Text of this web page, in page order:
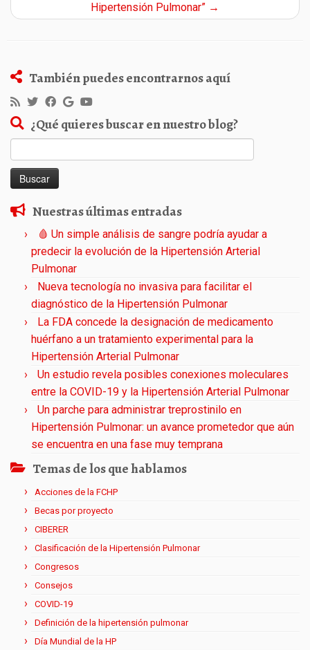
Hipertensión Pulmonar” →
También puedes encontrarnos aquí
¿Qué quieres buscar en nuestro blog?
Nuestras últimas entradas
🩸 Un simple análisis de sangre podría ayudar a
predecir la evolución de la Hipertensión Arterial
Pulmonar
Nueva tecnología no invasiva para facilitar el
diagnóstico de la Hipertensión Pulmonar
La FDA concede la designación de medicamento
huérfano a un tratamiento experimental para la
Hipertensión Arterial Pulmonar
Un estudio revela posibles conexiones moleculares
entre la COVID-19 y la Hipertensión Arterial Pulmonar
Un parche para administrar treprostinilo en
Hipertensión Pulmonar: un avance prometedor que aún
se encuentra en una fase muy temprana
Temas de los que hablamos
Acciones de la FCHP
Becas por proyecto
CIBERER
Clasificación de la Hipertensión Pulmonar
Congresos
Consejos
COVID-19
Definición de la hipertensión pulmonar
Día Mundial de la HP